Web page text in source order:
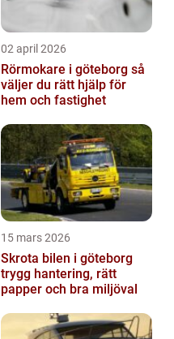
02 april 2026
Rörmokare i göteborg så
väljer du rätt hjälp för
hem och fastighet
15 mars 2026
Skrota bilen i göteborg
trygg hantering, rätt
papper och bra miljöval